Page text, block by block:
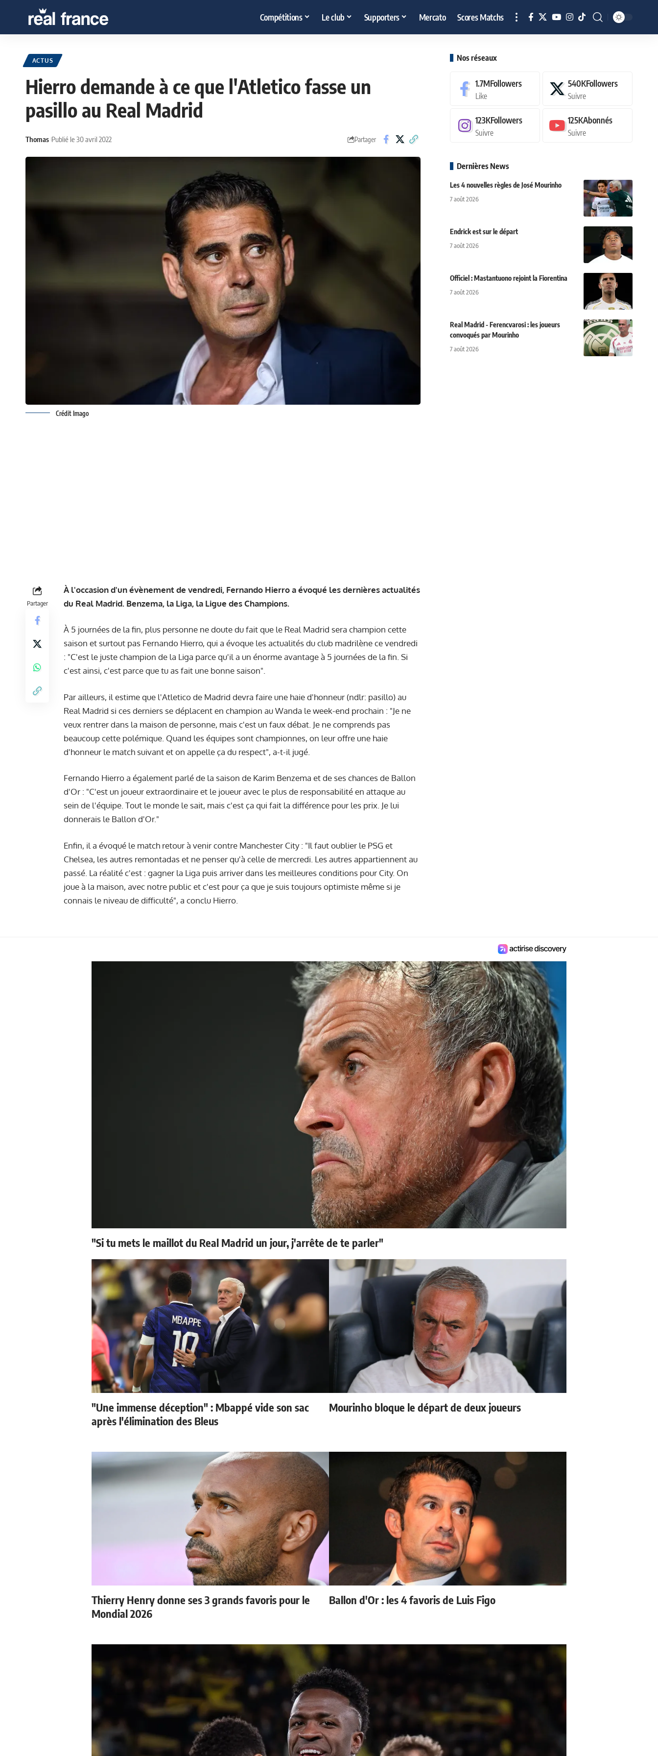
Compétitions Le club Supporters Mercato Scores Matchs
ACTUS
Hierro demande à ce que l'Atletico fasse un
pasillo au Real Madrid
Thomas Publié le 30 avril 2022 Partager
Crédit Imago
Partager
À l'occasion d'un évènement de vendredi, Fernando Hierro a évoqué les dernières actualités
du Real Madrid. Benzema, la Liga, la Ligue des Champions.
À 5 journées de la fin, plus personne ne doute du fait que le Real Madrid sera champion cette
saison et surtout pas Fernando Hierro, qui a évoque les actualités du club madrilène ce vendredi
: "C'est le juste champion de la Liga parce qu'il a un énorme avantage à 5 journées de la fin. Si
c'est ainsi, c'est parce que tu as fait une bonne saison".
Par ailleurs, il estime que l'Atletico de Madrid devra faire une haie d'honneur (ndlr: pasillo) au
Real Madrid si ces derniers se déplacent en champion au Wanda le week-end prochain : "Je ne
veux rentrer dans la maison de personne, mais c'est un faux débat. Je ne comprends pas
beaucoup cette polémique. Quand les équipes sont championnes, on leur offre une haie
d'honneur le match suivant et on appelle ça du respect", a-t-il jugé.
Fernando Hierro a également parlé de la saison de Karim Benzema et de ses chances de Ballon
d'Or : "C'est un joueur extraordinaire et le joueur avec le plus de responsabilité en attaque au
sein de l'équipe. Tout le monde le sait, mais c'est ça qui fait la différence pour les prix. Je lui
donnerais le Ballon d'Or."
Enfin, il a évoqué le match retour à venir contre Manchester City : "Il faut oublier le PSG et
Chelsea, les autres remontadas et ne penser qu'à celle de mercredi. Les autres appartiennent au
passé. La réalité c'est : gagner la Liga puis arriver dans les meilleures conditions pour City. On
joue à la maison, avec notre public et c'est pour ça que je suis toujours optimiste même si je
connais le niveau de difficulté", a conclu Hierro.
Nos réseaux
1.7MFollowers
Like
540KFollowers
Suivre
123KFollowers
Suivre
125KAbonnés
Suivre
Dernières News
Les 4 nouvelles règles de José Mourinho
7 août 2026
Endrick est sur le départ
7 août 2026
Officiel : Mastantuono rejoint la Fiorentina
7 août 2026
Real Madrid - Ferencvarosi : les joueurs
convoqués par Mourinho
7 août 2026
"Si tu mets le maillot du Real Madrid un jour, j'arrête de te parler"
"Une immense déception" : Mbappé vide son sac
après l'élimination des Bleus
Mourinho bloque le départ de deux joueurs
Thierry Henry donne ses 3 grands favoris pour le
Mondial 2026
Ballon d'Or : les 4 favoris de Luis Figo